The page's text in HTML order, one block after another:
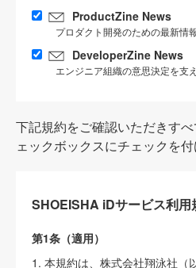
ProductZine News
プロダクト開発のための最新情
DeveloperZine News
エンジニア組織の意思決定を支
下記規約をご確認いただきす
ェックボックスにチェックを付
SHOEISHA iDサービス利用
第1条（適用）
1. 本規約は、株式会社翔泳社（